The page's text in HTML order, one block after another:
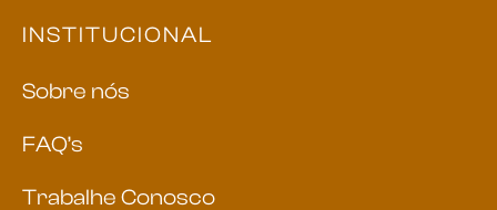
INSTITUCIONAL
Sobre nós
FAQ’s
Trabalhe Conosco